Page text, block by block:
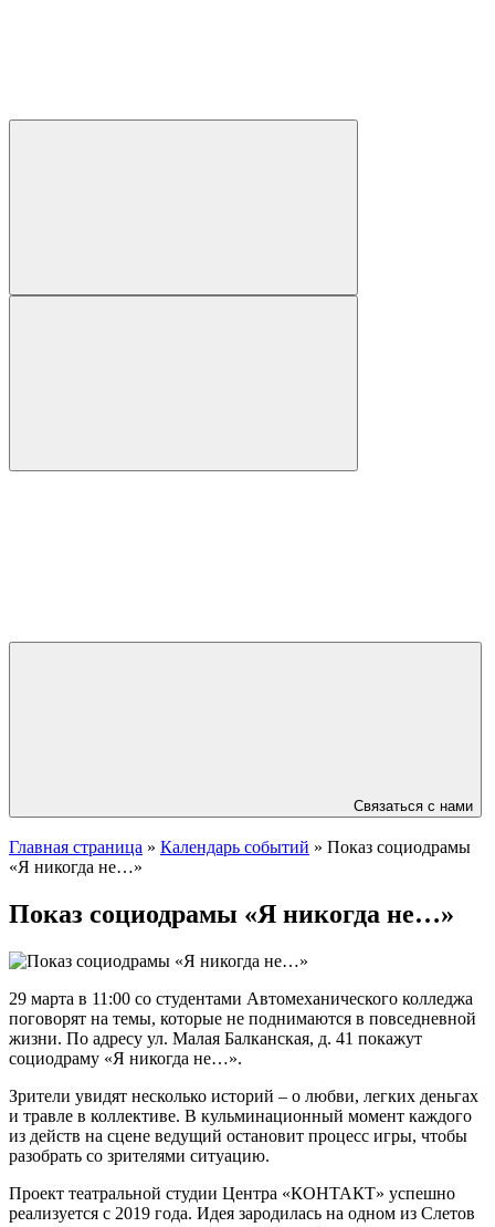
Связаться с нами
Главная страница » Календарь событий » Показ социодрамы
«Я никогда не…»
Показ социодрамы «Я никогда не…»
29 марта в 11:00 со студентами Автомеханического колледжа
поговорят на темы, которые не поднимаются в повседневной
жизни. По адресу ул. Малая Балканская, д. 41 покажут
социодраму «Я никогда не…».
Зрители увидят несколько историй – о любви, легких деньгах
и травле в коллективе. В кульминационный момент каждого
из действ на сцене ведущий остановит процесс игры, чтобы
разобрать со зрителями ситуацию.
Проект театральной студии Центра «КОНТАКТ» успешно
реализуется с 2019 года. Идея зародилась на одном из Слетов